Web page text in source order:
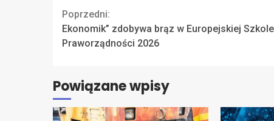
Continue
Reading
Poprzedni:
Ekonomik” zdobywa brąz w Europejskiej Szkole
Praworządności 2026
Powiązane wpisy